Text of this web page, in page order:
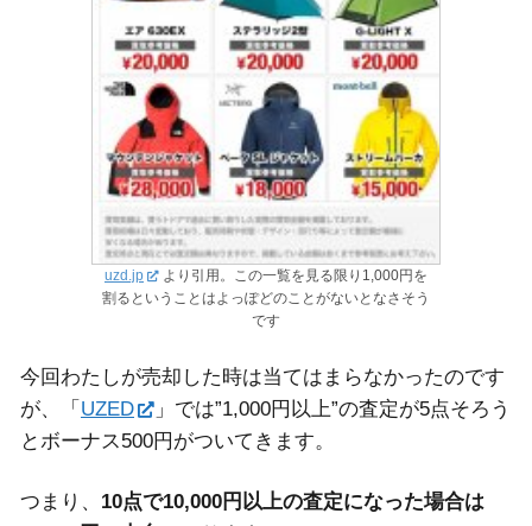
uzd.jp
より引用。この一覧を見る限り1,000円を
割るということはよっぽどのことがないとなさそう
です
今回わたしが売却した時は当てはまらなかったのです
が、「 UZED
」では”1,000円以上”の査定が5点そろう
とボーナス500円がついてきます。
つまり、 10点で10,000円以上の査定になった場合は